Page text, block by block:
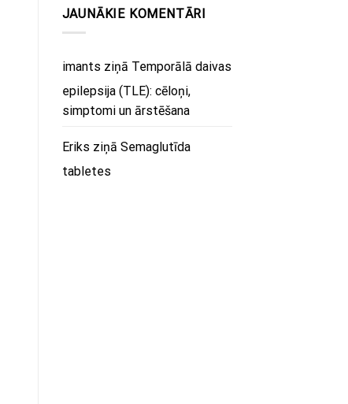
JAUNĀKIE KOMENTĀRI
imants ziņā Temporālā daivas
epilepsija (TLE): cēloņi,
simptomi un ārstēšana
Eriks ziņā Semaglutīda
tabletes